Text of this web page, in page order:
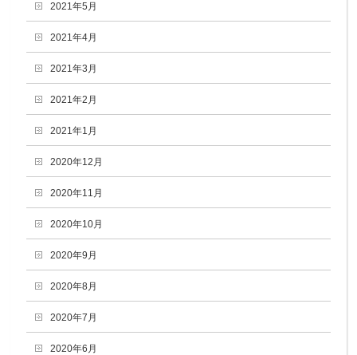
2021年5月
2021年4月
2021年3月
2021年2月
2021年1月
2020年12月
2020年11月
2020年10月
2020年9月
2020年8月
2020年7月
2020年6月